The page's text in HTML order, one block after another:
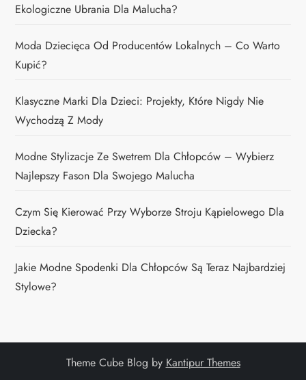
Ekologiczne Ubrania Dla Malucha?
Moda Dziecięca Od Producentów Lokalnych – Co Warto
Kupić?
Klasyczne Marki Dla Dzieci: Projekty, Które Nigdy Nie
Wychodzą Z Mody
Modne Stylizacje Ze Swetrem Dla Chłopców – Wybierz
Najlepszy Fason Dla Swojego Malucha
Czym Się Kierować Przy Wyborze Stroju Kąpielowego Dla
Dziecka?
Jakie Modne Spodenki Dla Chłopców Są Teraz Najbardziej
Stylowe?
Theme Cube Blog by Kantipur Themes